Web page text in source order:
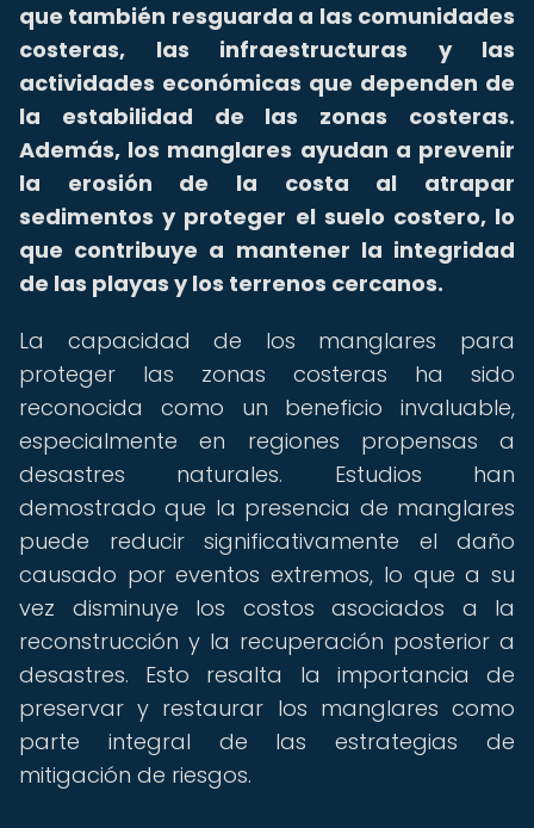
que también resguarda a las comunidades
costeras, las infraestructuras y las
actividades económicas que dependen de
la estabilidad de las zonas costeras.
Además, los manglares ayudan a prevenir
la erosión de la costa al atrapar
sedimentos y proteger el suelo costero, lo
que contribuye a mantener la integridad
de las playas y los terrenos cercanos.
La capacidad de los manglares para
proteger las zonas costeras ha sido
reconocida como un beneficio invaluable,
especialmente en regiones propensas a
desastres naturales. Estudios han
demostrado que la presencia de manglares
puede reducir significativamente el daño
causado por eventos extremos, lo que a su
vez disminuye los costos asociados a la
reconstrucción y la recuperación posterior a
desastres. Esto resalta la importancia de
preservar y restaurar los manglares como
parte integral de las estrategias de
mitigación de riesgos.